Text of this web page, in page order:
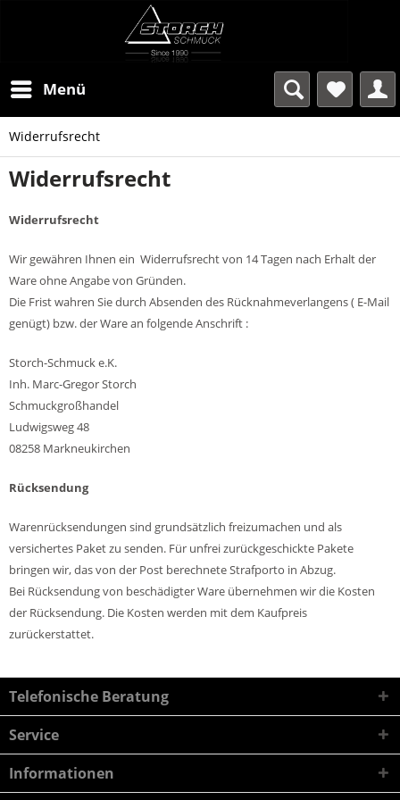
Menü
Widerrufsrecht
Widerrufsrecht
Widerrufsrecht
Wir gewähren Ihnen ein Widerrufsrecht von 14 Tagen nach Erhalt der
Ware ohne Angabe von Gründen.
Die Frist wahren Sie durch Absenden des Rücknahmeverlangens ( E-Mail
genügt) bzw. der Ware an folgende Anschrift :
Storch-Schmuck e.K.
Inh. Marc-Gregor Storch
Schmuckgroßhandel
Ludwigsweg 48
08258 Markneukirchen
Rücksendung
Warenrücksendungen sind grundsätzlich freizumachen und als
versichertes Paket zu senden. Für unfrei zurückgeschickte Pakete
bringen wir, das von der Post berechnete Strafporto in Abzug.
Bei Rücksendung von beschädigter Ware übernehmen wir die Kosten
der Rücksendung. Die Kosten werden mit dem Kaufpreis
zurückerstattet.
Telefonische Beratung
Service
Informationen